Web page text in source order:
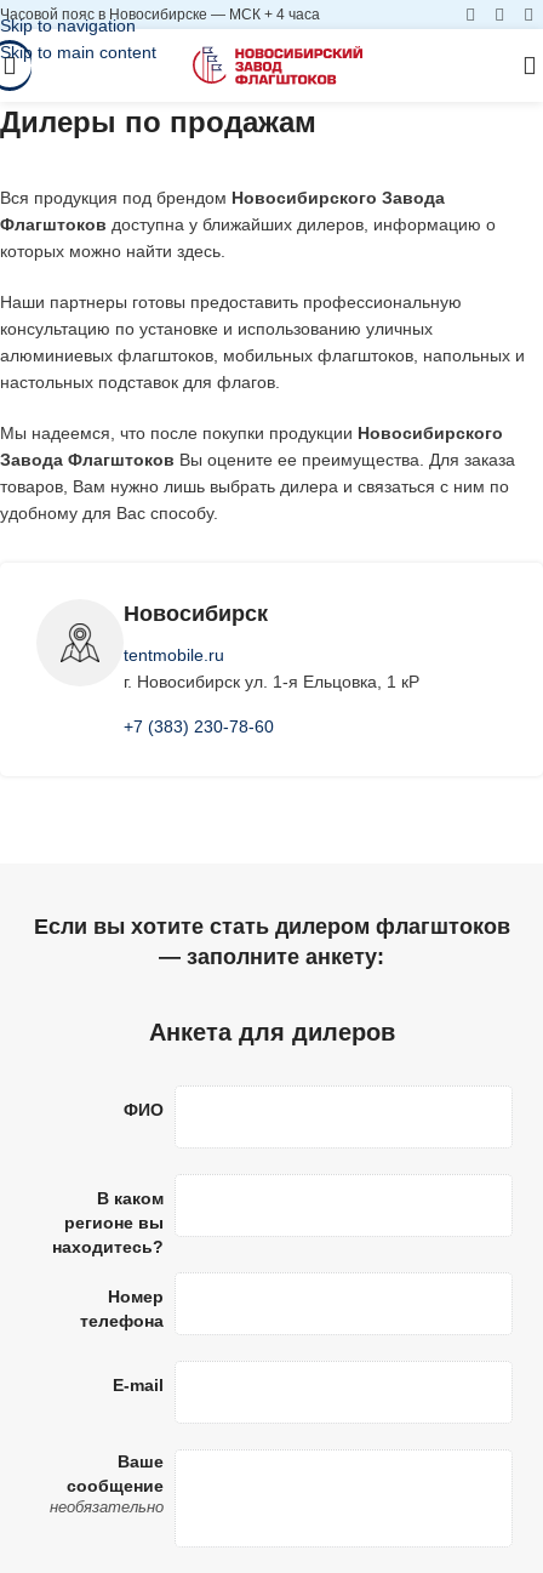
Skip to navigation
Skip to main content
Часовой пояс в Новосибирске — МСК + 4 часа
Дилеры по продажам
Вся продукция под брендом Новосибирского Завода
Флагштоков доступна у ближайших дилеров, информацию о
которых можно найти здесь.
Наши партнеры готовы предоставить профессиональную
консультацию по установке и использованию уличных
алюминиевых флагштоков, мобильных флагштоков, напольных и
настольных подставок для флагов.
Мы надеемся, что после покупки продукции Новосибирского
Завода Флагштоков Вы оцените ее преимущества. Для заказа
товаров, Вам нужно лишь выбрать дилера и связаться с ним по
удобному для Вас способу.
Новосибирск
tentmobile.ru
г. Новосибирск ул. 1-я Ельцовка, 1 кР
+7 (383) 230-78-60
Если вы хотите стать дилером флагштоков
— заполните анкету:
Анкета для дилеров
ФИО
В каком
регионе вы
находитесь?
Номер
телефона
E-mail
Ваше
сообщение
необязательно